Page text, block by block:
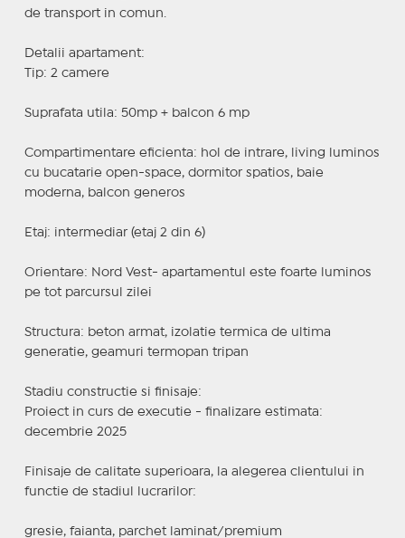
de transport in comun.
Detalii apartament:
Tip: 2 camere
Suprafata utila: 50mp + balcon 6 mp
Compartimentare eficienta: hol de intrare, living luminos
cu bucatarie open-space, dormitor spatios, baie
moderna, balcon generos
Etaj: intermediar (etaj 2 din 6)
Orientare: Nord Vest- apartamentul este foarte luminos
pe tot parcursul zilei
Structura: beton armat, izolatie termica de ultima
generatie, geamuri termopan tripan
Stadiu constructie si finisaje:
Proiect in curs de executie - finalizare estimata:
decembrie 2025
Finisaje de calitate superioara, la alegerea clientului in
functie de stadiul lucrarilor:
gresie, faianta, parchet laminat/premium